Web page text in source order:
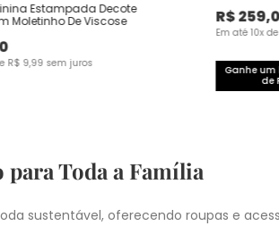
Estampada Decote
Moletinho De Viscose
R$ 9,99 sem juros
R$259,
Em até10x de
Ganhe um
de
para Toda a Família
sustentável, oferecendo roupas e